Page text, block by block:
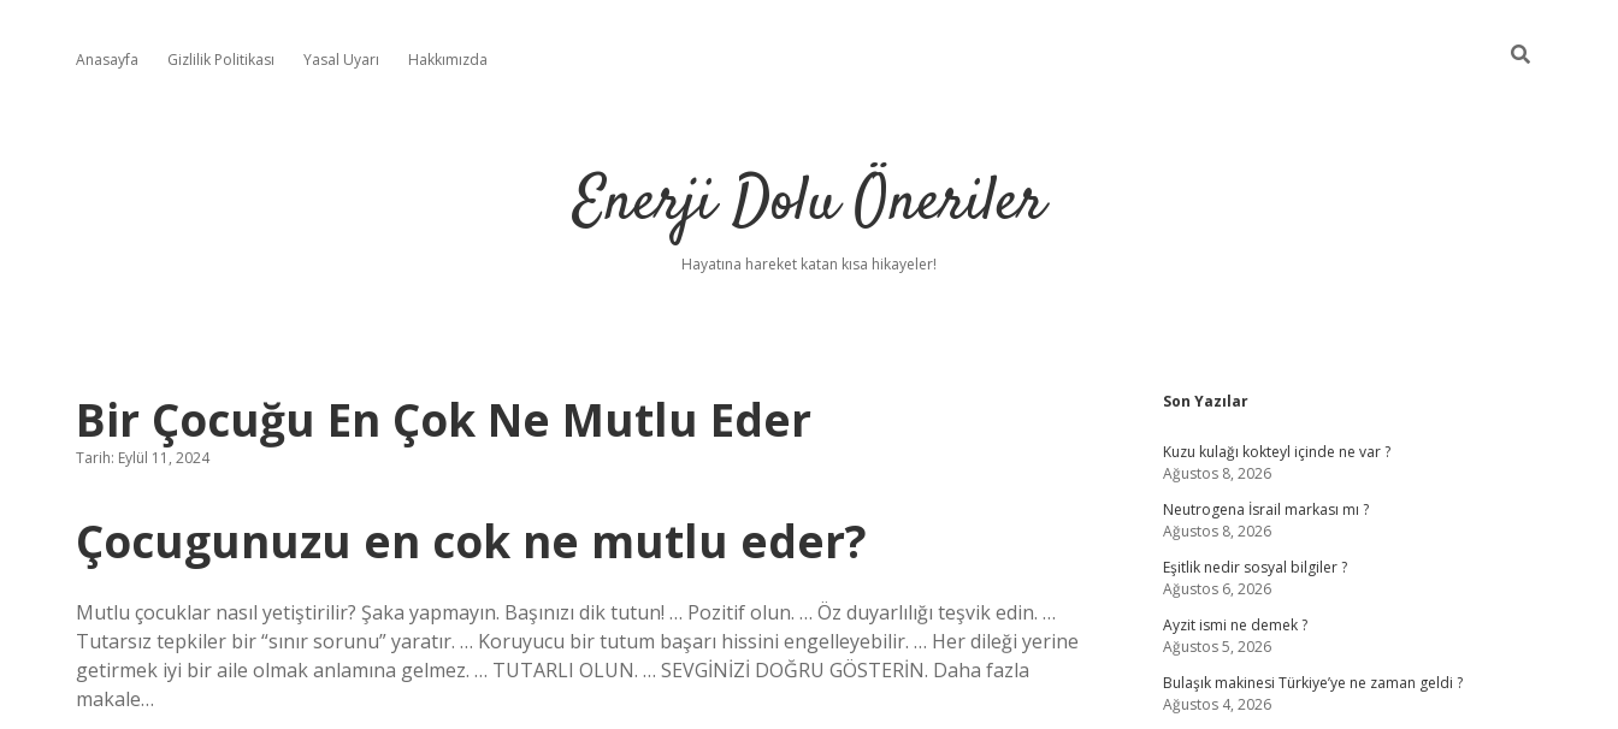
Anasayfa Gizlilik Politikası Yasal Uyarı Hakkımızda
Enerji Dolu Öneriler
Hayatına hareket katan kısa hikayeler!
Bir Çocuğu En Çok Ne Mutlu Eder
Tarih: Eylül 11, 2024
Çocugunuzu en cok ne mutlu eder?
Mutlu çocuklar nasıl yetiştirilir? Şaka yapmayın. Başınızı dik tutun! … Pozitif olun. … Öz duyarlılığı teşvik edin. …
Tutarsız tepkiler bir “sınır sorunu” yaratır. … Koruyucu bir tutum başarı hissini engelleyebilir. … Her dileği yerine
getirmek iyi bir aile olmak anlamına gelmez. … TUTARLI OLUN. … SEVGİNİZİ DOĞRU GÖSTERİN. Daha fazla
makale…
Sidebar
Son Yazılar
Kuzu kulağı kokteyl içinde ne var ?
Ağustos 8, 2026
Neutrogena İsrail markası mı ?
Ağustos 8, 2026
Eşitlik nedir sosyal bilgiler ?
Ağustos 6, 2026
Ayzit ismi ne demek ?
Ağustos 5, 2026
Bulaşık makinesi Türkiye’ye ne zaman geldi ?
Ağustos 4, 2026